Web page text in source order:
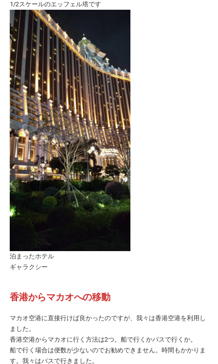
1/2スケールのエッフェル塔です
泊まったホテル
ギャラクシー
香港からマカオへの移動
マカオ空港に直接行けば良かったのですが、我々は香港空港を利用し
ました。
香港空港からマカオに行く方法は2つ。船で行くかバスで行くか。
船で行く場合は便数が少ないのでお勧めできません。時間もかかりま
す。我々はバスで行きました。